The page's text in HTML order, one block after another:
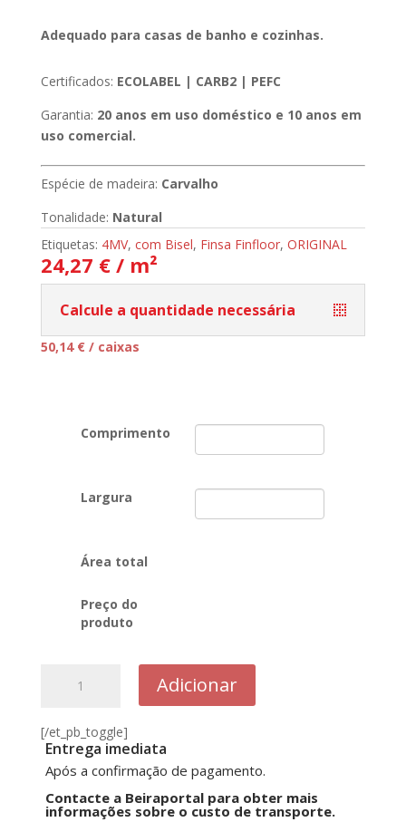
Adequado para casas de banho e cozinhas.
Certificados: ECOLABEL | CARB2 | PEFC
Garantia: 20 anos em uso doméstico e 10 anos em
uso comercial.
Espécie de madeira: Carvalho
Tonalidade: Natural
Etiquetas: 4MV, com Bisel, Finsa Finfloor, ORIGINAL
24,27 € / m²
Calcule a quantidade necessária
50,14 €/ caixas
Comprimento
Largura
Área total
Preço do
produto
Glamour
Oak
4MV
Adicionar
[/et_pb_toggle]
Entrega imediata
Após a confirmação de pagamento.
Contacte a Beiraportal para obter mais
informações sobre o custo de transporte.